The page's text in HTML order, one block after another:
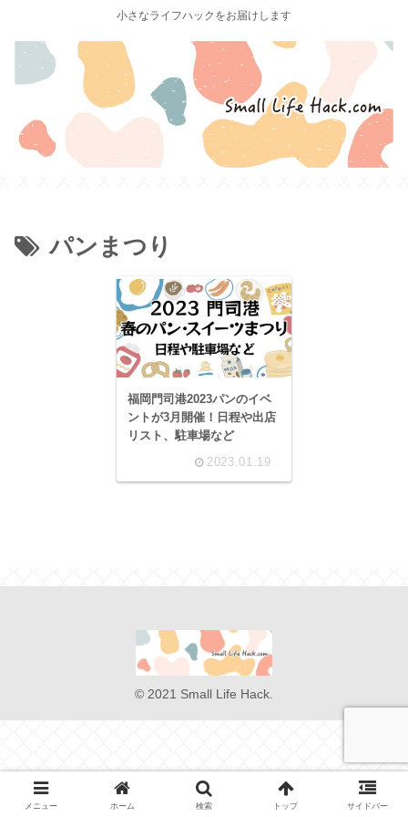
小さなライフハックをお届けします
パンまつり
福岡門司港2023パンのイベ
ントが3月開催！日程や出店
リスト、駐車場など
2023.01.19
© 2021 Small Life Hack.
メニュー ホーム 検索 トップ サイドバー